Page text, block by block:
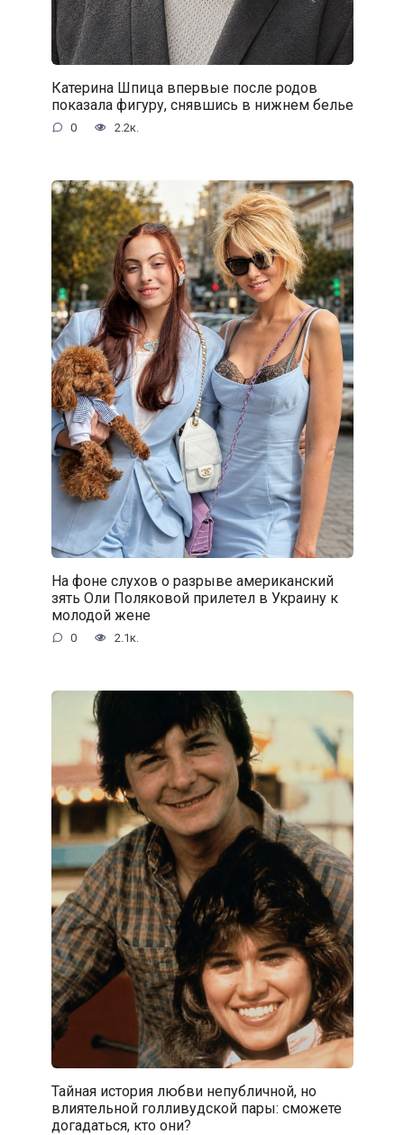
Катерина Шпица впервые после родов
показала фигуру, снявшись в нижнем белье
0 2.2к.
На фоне слухов о разрыве американский
зять Оли Поляковой прилетел в Украину к
молодой жене
0 2.1к.
Тайная история любви непубличной, но
влиятельной голливудской пары: сможете
догадаться, кто они?